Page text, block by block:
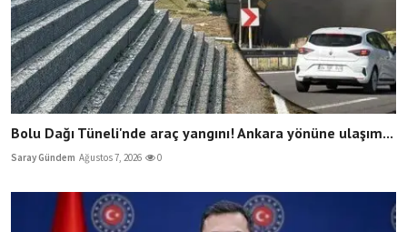
Bolu Dağı Tüneli'nde araç yangını! Ankara yönüne ulaşım...
Saray Gündem Ağustos 7, 2026 0